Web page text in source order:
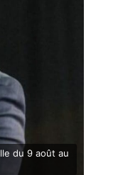
du 9 août au